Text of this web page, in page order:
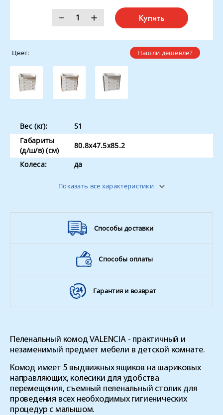
Купить
Нашли дешевле?
Цвет:
Вес (кг):
51
Габариты
(д/ш/в) (см)
80.8х47.5х85.2
Колеса:
да
ножки - массив березы
Показать все характеристики
Способы доставки
Способы оплаты
Гарантия и возврат
Пеленальный комод VALENCIA - практичный и
незаменимый предмет мебели в детской комнате.
Комод имеет 5 выдвижных ящиков на шариковых
направляющих, колесики для удобства
перемещения, съемный пеленальный столик для
проведения всех необходимых гигиенических
процедур с малышом.